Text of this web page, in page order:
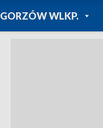
GORZÓW WLKP.POWRÓT DO
TVP REGIONY